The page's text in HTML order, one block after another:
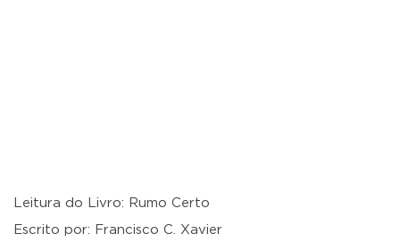
Leitura do Livro: Rumo Certo
Escrito por: Francisco C. Xavier